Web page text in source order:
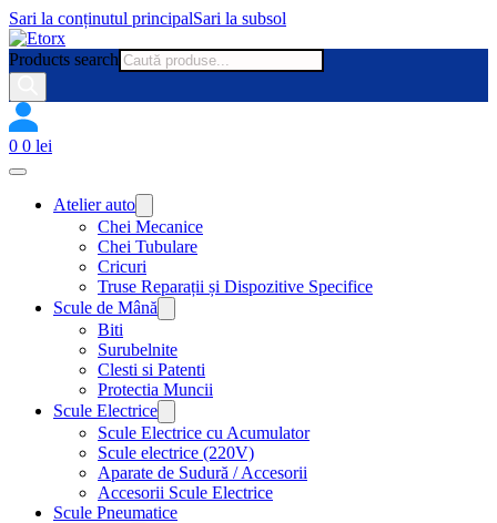
Sari la conținutul principalSari la subsol
Products search
0 0 lei
Atelier auto
Chei Mecanice
Chei Tubulare
Cricuri
Truse Reparații și Dispozitive Specifice
Scule de Mână
Biti
Surubelnite
Clesti si Patenti
Protectia Muncii
Scule Electrice
Scule Electrice cu Acumulator
Scule electrice (220V)
Aparate de Sudură / Accesorii
Accesorii Scule Electrice
Scule Pneumatice